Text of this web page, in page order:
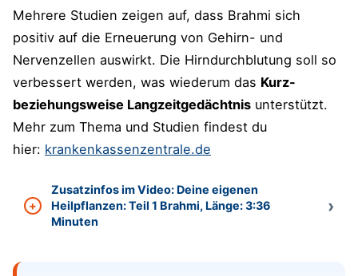
Mehrere Studien zeigen auf, dass Brahmi sich
positiv auf die Erneuerung von Gehirn- und
Nervenzellen auswirkt. Die Hirndurchblutung soll so
verbessert werden, was wiederum das Kurz-
beziehungsweise Langzeitgedächtnis unterstützt.
Mehr zum Thema und Studien findest du
hier: krankenkassenzentrale.de
Zusatzinfos im Video: Deine eigenen
Heilpflanzen: Teil 1 Brahmi, Länge: 3:36
Minuten